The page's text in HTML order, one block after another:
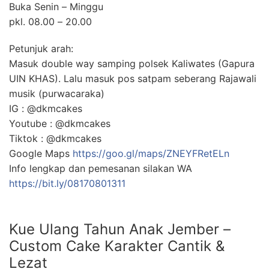
Buka Senin – Minggu
pkl. 08.00 – 20.00
Petunjuk arah:
Masuk double way samping polsek Kaliwates (Gapura
UIN KHAS). Lalu masuk pos satpam seberang Rajawali
musik (purwacaraka)
IG : @dkmcakes
Youtube : @dkmcakes
Tiktok : @dkmcakes
Google Maps https://goo.gl/maps/ZNEYFRetELn
Info lengkap dan pemesanan silakan WA
https://bit.ly/08170801311
Kue Ulang Tahun Anak Jember –
Custom Cake Karakter Cantik &
Lezat